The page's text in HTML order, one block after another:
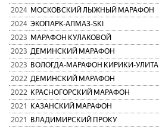
2024 МОСКОВСКИЙ ЛЫЖНЫЙ МАРАФОН
2024 ЭКОПАРК-АЛМАЗ-SKI
2023 МАРАФОН КУЛАКОВОЙ
2023 ДЕМИНСКИЙ МАРАФОН
2023 ВОЛОГДА-МАРАФОН КИРИКИ-УЛИТА
2022 ДЕМИНСКИЙ МАРАФОН
2022 КРАСНОГОРСКИЙ МАРАФОН
2021 КАЗАНСКИЙ МАРАФОН
2021 ВЛАДИМИРСКИЙ ПРОКУ